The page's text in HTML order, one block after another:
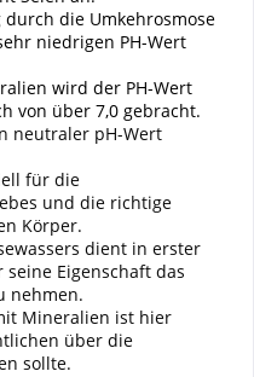
die Umkehrosmose
niedrigen PH-Wert
wird der PH-Wert
von über 7,0 gebracht.
neutraler pH-Wert
für die
und die richtige
Körper.
dient in erster
seine Eigenschaft das
nehmen.
Mineralien ist hier
über die
sollte.